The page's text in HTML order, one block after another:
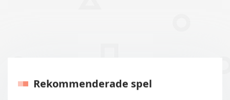
Rekommenderade spel